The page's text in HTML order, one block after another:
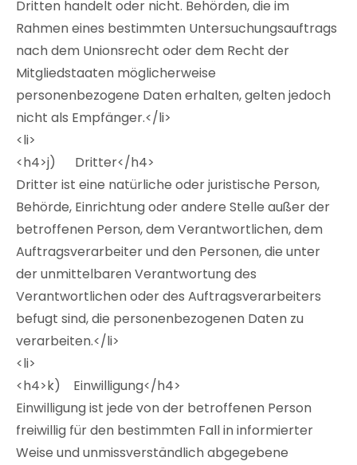
Dritten handelt oder nicht. Behörden, die im
Rahmen eines bestimmten Untersuchungsauftrags
nach dem Unionsrecht oder dem Recht der
Mitgliedstaaten möglicherweise
personenbezogene Daten erhalten, gelten jedoch
nicht als Empfänger.</li>
<li>
<h4>j) Dritter</h4>
Dritter ist eine natürliche oder juristische Person,
Behörde, Einrichtung oder andere Stelle außer der
betroffenen Person, dem Verantwortlichen, dem
Auftragsverarbeiter und den Personen, die unter
der unmittelbaren Verantwortung des
Verantwortlichen oder des Auftragsverarbeiters
befugt sind, die personenbezogenen Daten zu
verarbeiten.</li>
<li>
<h4>k) Einwilligung</h4>
Einwilligung ist jede von der betroffenen Person
freiwillig für den bestimmten Fall in informierter
Weise und unmissverständlich abgegebene